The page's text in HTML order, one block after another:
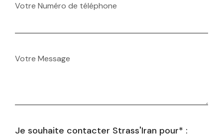
Votre Numéro de téléphone
Votre Message
Je souhaite contacter Strass'Iran pour* :